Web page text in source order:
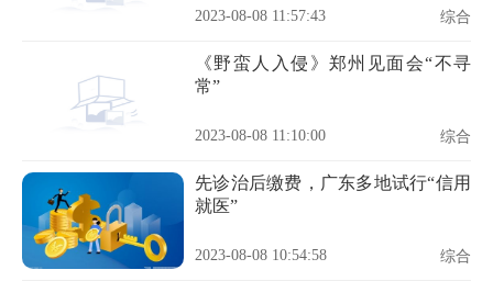
2023-08-08 11:57:43 综合
《野蛮人入侵》郑州见面会“不寻
常”
2023-08-08 11:10:00 综合
先诊治后缴费，广东多地试行“信用
就医”
2023-08-08 10:54:58 综合